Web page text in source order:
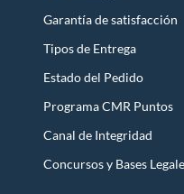
Garantía de satisfacción
Tipos de Entrega
Estado del Pedido
Programa CMR Puntos
Canal de Integridad
Concursos y Bases